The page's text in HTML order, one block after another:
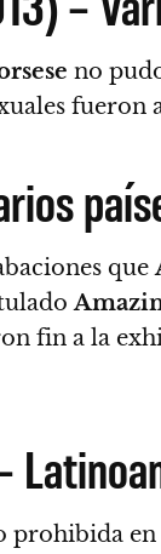
no
que
fin a la
prohibida en